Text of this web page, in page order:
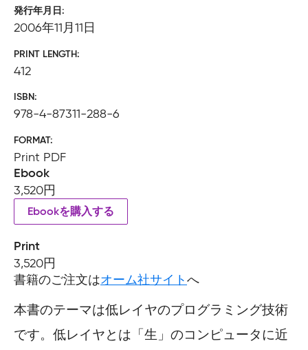
発行年月日
2006年11月11日
PRINT LENGTH
412
ISBN
978-4-87311-288-6
FORMAT
Print PDF
Ebook
3,520円
Ebookを購入する
Print
3,520円
書籍のご注文はオーム社サイトへ
本書のテーマは低レイヤのプログラミング技術
です。低レイヤとは「生」のコンピュータに近